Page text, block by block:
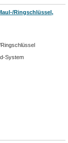
Ringschlüssel,
System